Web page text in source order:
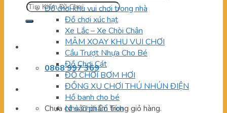
Tìm
kiếm:
0868 997 369
Chưa có sản phẩm trong giỏ hàng.
Đồ chơi khu vui chơi trong nhà
Đồ chơi xúc hạt
Xe Lắc – Xe Chòi Chân
MÂM XOAY KHU VUI CHƠI
Cầu Trượt Nhựa Cho Bé
Đồ Chơi Cát
ĐỒ CHƠI BƠM HƠI
ĐỒNG XU CHƠI THÚ NHÚN ĐIỆN
Hồ banh cho bé
Nhà Chòi Cổ Tích